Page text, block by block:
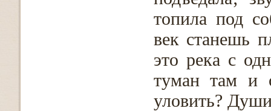
топила под
век станешь
это река с
туман там и
уловить?